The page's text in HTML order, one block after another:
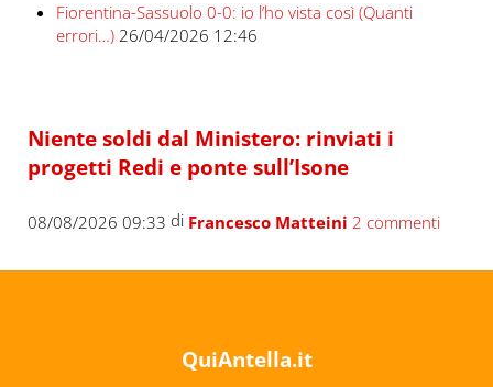
Fiorentina-Sassuolo 0-0: io l’ho vista così (Quanti
errori…) 26/04/2026 12:46
Niente soldi dal Ministero: rinviati i
progetti Redi e ponte sull’Isone
08/08/2026 09:33 di Francesco Matteini 2 commenti
QuiAntella.it